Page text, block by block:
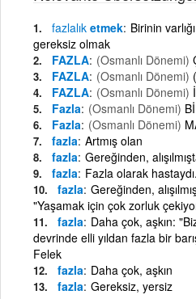
fazlalık etmek Birinin
gereksiz olmak
FAZLA (Osmanlı Dönemi)
FAZLA (Osmanlı Dönemi)
FAZLA (Osmanlı Dönemi)
Fazla (Osmanlı Dönemi)
Fazla (Osmanlı Dönemi)
fazla Artmış olan
fazla Gereğinden,
fazla Fazla olarak
fazla Gereğinden,
"Yaşamak için çok zorluk
fazla Daha çok, aşkın:
devrinde elli yıldan fazla bir
Felek
fazla Daha çok, aşkın
fazla Gereksiz, yersiz